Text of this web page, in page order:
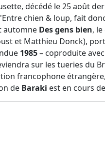
décédé le 25 août
chien & loup, fait
automne Des gens bien,
et Matthieu Donck),
1985– coproduite avec
francophone
de Baraki est en cours